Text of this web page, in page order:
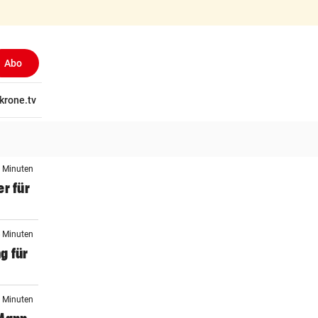
Abo
krone.tv
Minuten
für
Minuten
für
Minuten